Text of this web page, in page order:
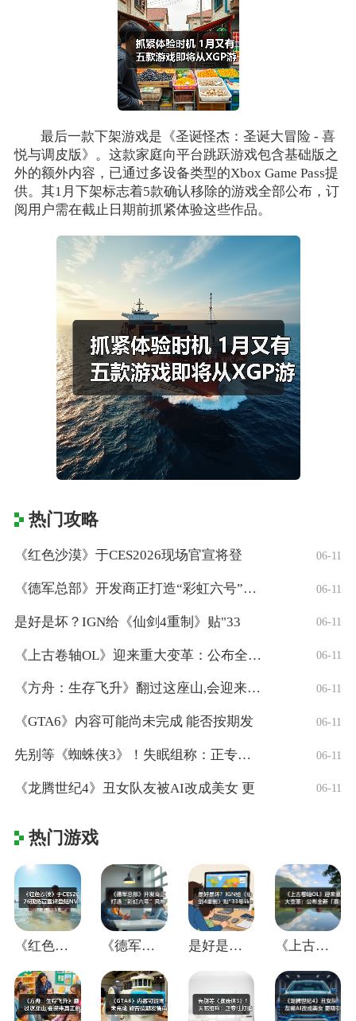
最后一款下架游戏是《圣诞怪杰：圣诞大冒险 - 喜
悦与调皮版》。这款家庭向平台跳跃游戏包含基础版之
外的额外内容，已通过多设备类型的Xbox Game Pass提
供。其1月下架标志着5款确认移除的游戏全部公布，订
阅用户需在截止日期前抓紧体验这些作品。
热门攻略
《红色沙漠》于CES2026现场官宣将登 06-11
《德军总部》开发商正打造“彩虹六号”风格 06-11
是好是坏？IGN给《仙剑4重制》贴"33 06-11
《上古卷轴OL》迎来重大变革：公布全新「 06-11
《方舟：生存飞升》翻过这座山,会迎来真正 06-11
《GTA6》内容可能尚未完成 能否按期发 06-11
先别等《蜘蛛侠3》！失眠组称：正专注打造 06-11
《龙腾世纪4》丑女队友被AI改成美女 更 06-11
热门游戏
《红色沙漠》于CES2026现场官宣将登 《德军总部》开发商正打造“彩虹六号”风格 是好是坏？IGN给《仙剑4重制》贴"33 《上古卷轴OL》迎来重大变革：公布全新「